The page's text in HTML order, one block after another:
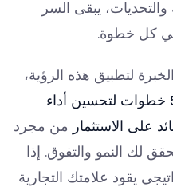
يبقى السر
في كل خطوة.
لتطبيق هذه الرؤية،
5 خطوات لتحسين أداء
على الاستثمار من مجرد
لك النمو والتفوق. إذا
يقود علامتك التجارية